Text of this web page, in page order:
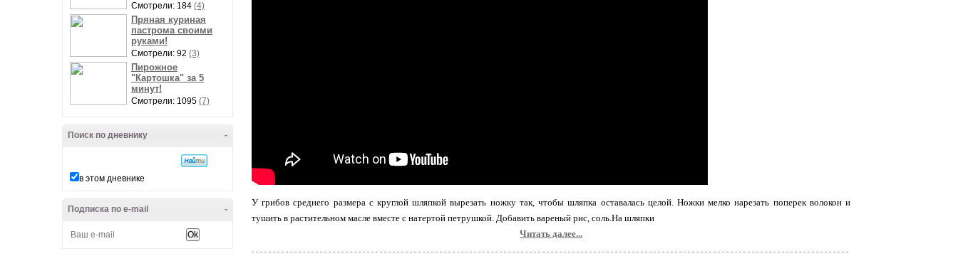
Смотрели: 184 (4)
Пряная куриная
пастрома своими
руками!
Смотрели: 92 (3)
Пирожное
"Картошка" за 5
минут!
Смотрели: 1095 (7)
-
Поиск по дневнику
в этом дневнике
-
Подписка по e-mail
У грибов среднего размера с круглой шляпкой вырезать ножку так, чтобы шляпка оставалась целой. Ножки мелко нарезать поперек волокон и
тушить в растительном масле вместе с натертой петрушкой. Добавить вареный рис, соль.На шляпки
Читать далее...